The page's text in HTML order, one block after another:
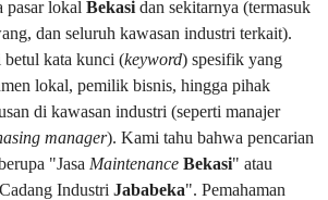
pasar lokal Bekasi dan sekitarnya (termasuk
dan seluruh kawasan industri terkait).
kata kunci (keyword) spesifik yang
lokal, pemilik bisnis, hingga pihak
di kawasan industri (seperti manajer
manager). Kami tahu bahwa pencarian
"Jasa Maintenance Bekasi" atau
Industri Jababeka". Pemahaman